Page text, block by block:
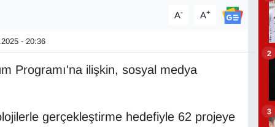
A- A+
- 20:36
Programı'na ilişkin, sosyal medya
gerçekleştirme hedefiyle 62 projeye
2
3